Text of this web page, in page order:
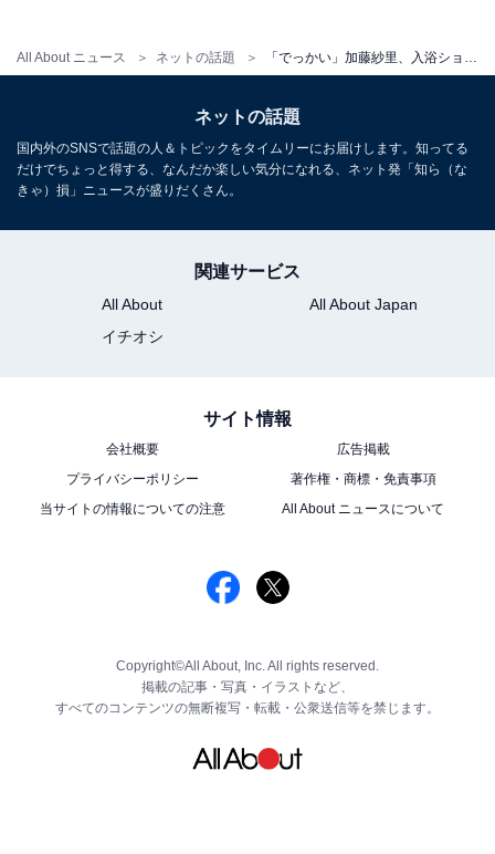
All About ニュース ネットの話題
ネットの話題
国内外のSNSで話題の人＆トピックをタイムリーにお届けします。知ってる
だけでちょっと得する、なんだか楽しい気分になれる、ネット発「知ら（な
きゃ）損」ニュースが盛りだくさん。
関連サービス
All About
All About Japan
イチオシ
サイト情報
会社概要
広告掲載
プライバシーポリシー
著作権・商標・免責事項
当サイトの情報についての注意
All About ニュースについて
Copyright©All About, Inc. All rights reserved.
掲載の記事・写真・イラストなど、
すべてのコンテンツの無断複写・転載・公衆送信等を禁じます。